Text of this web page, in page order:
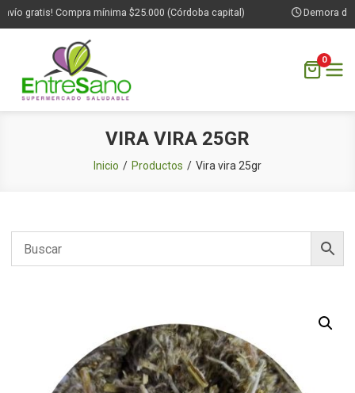
gratis! Compra mínima $25.000 (Córdoba capital) Demora de
0
VIRA VIRA 25GR
Inicio Productos Vira vira 25gr